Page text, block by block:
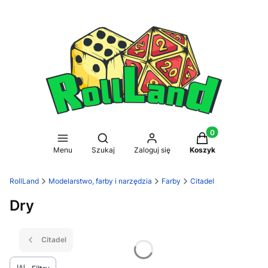
Menu
Otwórz wyszukiwarkę
Szukaj Zaloguj się
Produkty w
Koszyk
RollLand Modelarstwo, farby i narzędzia Farby Citadel
Dry
Citadel